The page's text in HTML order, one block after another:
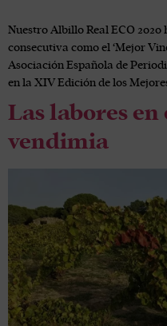
Nuestro Albillo Real ECO 2020
consecutiva como el ‘Mejor
Asociación Española de
en la XIV Edición de los
Las labores
vendimia